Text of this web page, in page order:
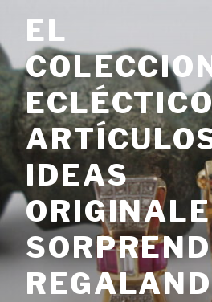
contenido
EL
IDEAS